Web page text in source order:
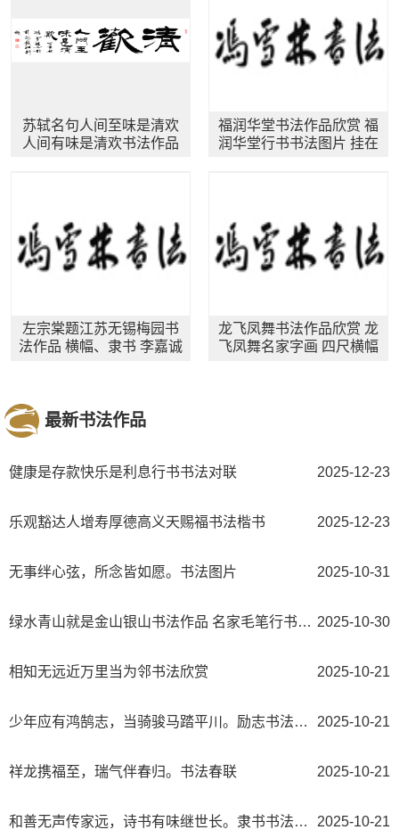
苏轼名句人间至味是清欢
人间有味是清欢书法作品
福润华堂书法作品欣赏 福
润华堂行书书法图片 挂在
左宗棠题江苏无锡梅园书
法作品 横幅、隶书 李嘉诚
龙飞凤舞书法作品欣赏 龙
飞凤舞名家字画 四尺横幅
最新书法作品
2025-12-23
健康是存款快乐是利息行书书法对联
2025-12-23
乐观豁达人增寿厚德高义天赐福书法楷书
2025-10-31
无事绊心弦，所念皆如愿。书法图片
2025-10-30
绿水青山就是金山银山书法作品 名家毛笔行书图片
2025-10-21
相知无远近万里当为邻书法欣赏
2025-10-21
少年应有鸿鹄志，当骑骏马踏平川。励志书法对联
2025-10-21
祥龙携福至，瑞气伴春归。书法春联
2025-10-21
和善无声传家远，诗书有味继世长。隶书书法欣赏 治家格言楹联